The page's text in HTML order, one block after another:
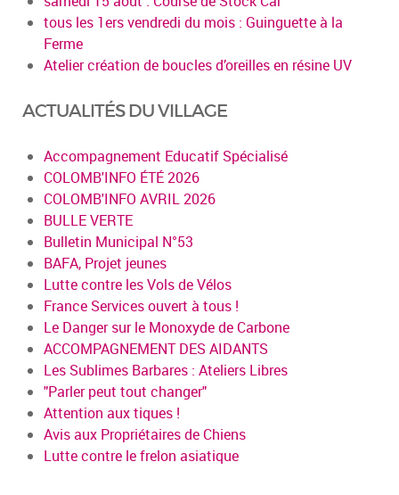
tous les 1ers vendredi du mois : Guinguette à la
Ferme
Atelier création de boucles d’oreilles en résine UV
ACTUALITÉS DU VILLAGE
Accompagnement Educatif Spécialisé
COLOMB'INFO ÉTÉ 2026
COLOMB'INFO AVRIL 2026
BULLE VERTE
Bulletin Municipal N°53
BAFA, Projet jeunes
Lutte contre les Vols de Vélos
France Services ouvert à tous !
Le Danger sur le Monoxyde de Carbone
ACCOMPAGNEMENT DES AIDANTS
Les Sublimes Barbares : Ateliers Libres
"Parler peut tout changer"
Attention aux tiques !
Avis aux Propriétaires de Chiens
Lutte contre le frelon asiatique